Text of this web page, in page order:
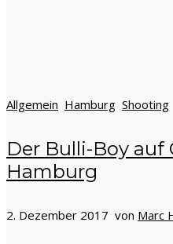
Allgemein Hamburg Shooting
Der Bulli-Boy auf
Hamburg
2. Dezember 2017 von Marc